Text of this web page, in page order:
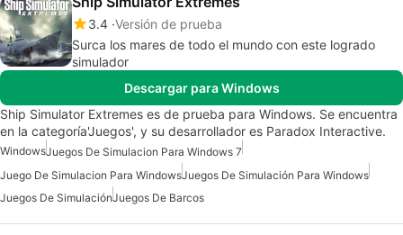
3.4 Versión de prueba
Surca los mares de todo el mundo con este logrado
simulador
Descargar para Windows
Ship Simulator Extremes es de prueba para Windows. Se encuentra
en la categoría'Juegos', y su desarrollador es Paradox Interactive.
WindowsJuegos De Simulacion Para Windows 7
Juego De Simulacion Para WindowsJuegos De Simulación Para Windows
Juegos De SimulaciónJuegos De Barcos